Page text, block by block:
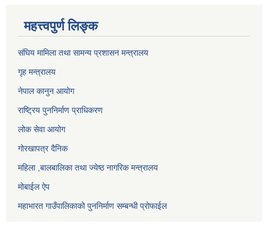
महत्त्वपुर्ण लिङ्क
संघिय मामिला तथा सामन्य प्रशासन मन्त्रालय
गृह मन्त्रालय
नेपाल कानुन आयोग
राष्ट्रिय पुननिर्माण प्राधिकरण
लोक सेवा आयोग
गोरखापत्र दैनिक
महिला ,बालबालिका तथा ज्येष्ठ नागरिक मन्त्रालय
मोबाईल ऐप
महाभारत गाउँपालिकाको पुननिर्माण सम्बन्धी प्रोफाईल